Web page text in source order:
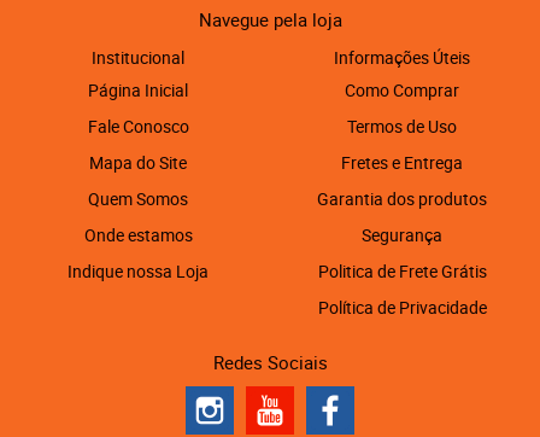
Navegue pela loja
Institucional
Página Inicial
Fale Conosco
Mapa do Site
Quem Somos
Onde estamos
Indique nossa Loja
Informações Úteis
Como Comprar
Termos de Uso
Fretes e Entrega
Garantia dos produtos
Segurança
Politica de Frete Grátis
Política de Privacidade
Redes Sociais